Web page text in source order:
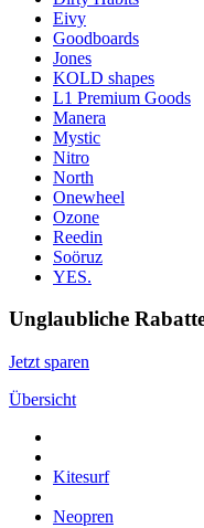
Eivy
Goodboards
Jones
KOLD shapes
L1 Premium Goods
Manera
Mystic
Nitro
North
Onewheel
Ozone
Reedin
Soöruz
YES.
Unglaubliche
Jetzt sparen
Übersicht
Kitesurf
Neopren